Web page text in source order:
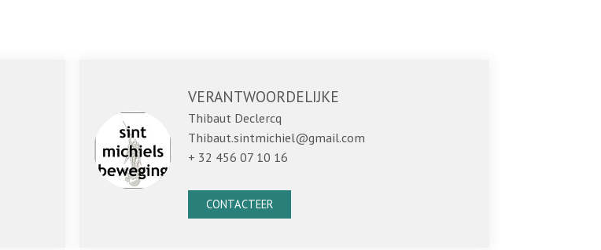
VERANTWOORDELIJKE
Thibaut Declercq
Thibaut.sintmichiel@gmail.com
+ 32 456 07 10 16
CONTACTEER